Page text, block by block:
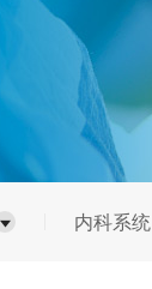
内科系统